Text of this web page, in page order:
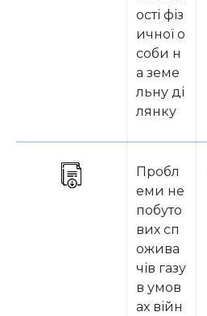
ості фіз
ичної о
соби н
а земе
льну ді
лянку
Пробл
еми не
побуто
вих сп
ожива
чів газу
в умов
ах війн